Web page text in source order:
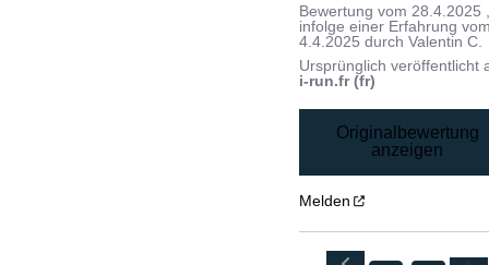
Bewertung vom 28.4.2025
infolge einer Erfahrung
4.4.2025 durchValentin C.
Ursprünglich veröffentlicht
i-run.fr (fr)
Originalbewertung
anzeigen
Melden